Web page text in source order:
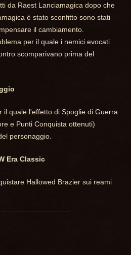
da Raest Lanciamagica dopo che
è stato sconfitto sono stati
il cambiamento.
per il quale i nemici evocati
scomparivano prima del
il quale l'effetto di Spoglie di Guerra
e Punti Conquista ottenuti)
personaggio.
Era Classic
Hallowed Brazier sui reami